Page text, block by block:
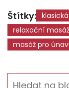
Štítky:
relaxační masáž
masáž pro